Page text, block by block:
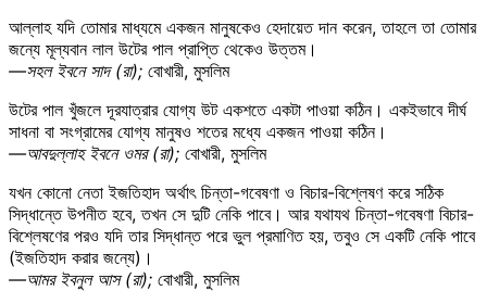
আল্লাহ যদি তোমার মাধ্যমে একজন মানুষকেও হেদায়েত দান করেন, তাহলে তা তোমার
জন্যে মূল্যবান লাল উটের পাল প্রাপ্তি থেকেও উত্তম।
—সহল ইবনে সাদ (রা); বোখারী, মুসলিম
উটের পাল খুঁজলে দূরযাত্রার যোগ্য উট একশতে একটা পাওয়া কঠিন। একইভাবে দীর্ঘ
সাধনা বা সংগ্রামের যোগ্য মানুষও শতের মধ্যে একজন পাওয়া কঠিন।
—আবদুল্লাহ ইবনে ওমর (রা); বোখারী, মুসলিম
যখন কোনো নেতা ইজতিহাদ অর্থাৎ চিন্তা-গবেষণা ও বিচার-বিশ্লেষণ করে সঠিক
সিদ্ধান্তে উপনীত হবে, তখন সে দুটি নেকি পাবে। আর যথাযথ চিন্তা-গবেষণা বিচার-
বিশ্লেষণের পরও যদি তার সিদ্ধান্ত পরে ভুল প্রমাণিত হয়, তবুও সে একটি নেকি পাবে
(ইজতিহাদ করার জন্যে)।
—আমর ইবনুল আস (রা); বোখারী, মুসলিম